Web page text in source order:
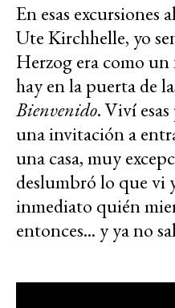
En esas excursiones
Ute Kirchhelle, yo
Herzog era como un
hay en la puerta de
Bienvenido. Viví
una invitación a
una casa, muy
deslumbró lo que vi
inmediato quién
entonces... y ya no